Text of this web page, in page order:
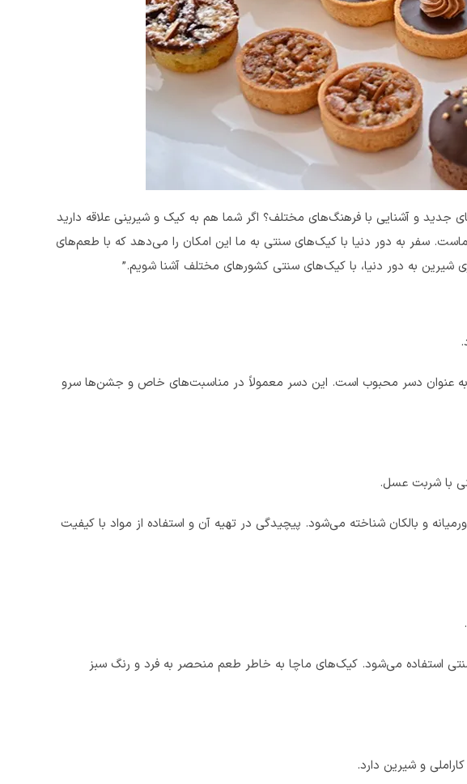
و آشنایی با فرهنگ‌های مختلف؟ اگر شما هم به کیک و شیرینی علاقه دارید
سفر به دور دنیا با کیک‌های سنتی به ما این امکان را می‌دهد که با طعم‌های
به دور دنیا، با کیک‌های سنتی کشورهای مختلف آشنا شویم.”
به عنوان دسر محبوب است. این دسر معمولاً در مناسبت‌های خاص و جشن‌ها سرو
با شربت عسل.
و بالکان شناخته می‌شود. پیچیدگی در تهیه آن و استفاده از مواد با کیفیت
استفاده می‌شود. کیک‌های ماچا به خاطر طعم منحصر به فرد و رنگ سبز
و شیرین دارد.